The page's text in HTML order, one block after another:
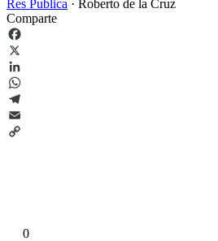
Res Publica · Roberto de la Cruz
Comparte
Facebook
X
LinkedIn
WhatsApp
Telegram
Email
0